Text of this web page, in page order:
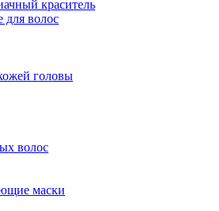
краситель
для волос
головы
волос
маски